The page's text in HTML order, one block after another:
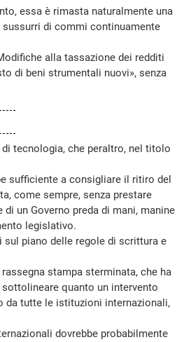
essa è rimasta naturalmente una
di commi continuamente
alla tassazione dei redditi
di beni strumentali nuovi», senza
tecnologia, che peraltro, nel titolo
sufficiente a consigliare il ritiro del
come sempre, senza prestare
un Governo preda di mani, manine
legislativo.
piano delle regole di scrittura e
stampa sterminata, che ha
quanto un intervento
da tutte le istituzioni internazionali,
dovrebbe probabilmente